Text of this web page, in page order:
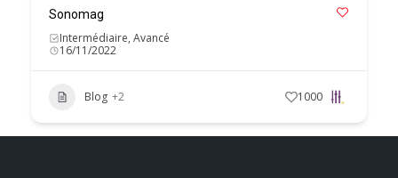
Sonomag
Intermédiaire, Avancé
16/11/2022
Blog +2 1000